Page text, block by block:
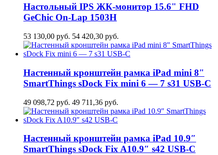
Настольный IPS ЖК-монитор 15.6" FHD
GeСhic On-Lap 1503H
53 130,00 руб. 54 420,30 руб.
Настенный кронштейн рамка iPad mini 8"
SmartThings sDock Fix mini 6 — 7 s31 USB-C
49 098,72 руб. 49 711,36 руб.
Настенный кронштейн рамка iPad 10.9″
SmartThings sDock Fix A10.9″ s42 USB-C